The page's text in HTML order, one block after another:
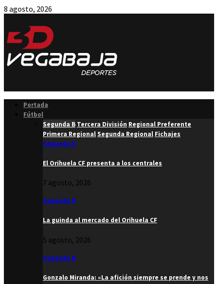
8 agosto, 2026
Portada
Fútbol
Segunda B Tercera División Regional Preferente
Primera RegionalSegunda Regional Fichajes
Segunda B
El Orihuela CF presenta a los centrales
7 agosto, 2026
Segunda B
La guinda al mercado del Orihuela CF
5 agosto, 2026
Segunda B
Gonzalo Miranda: «La afición siempre se prende y nos